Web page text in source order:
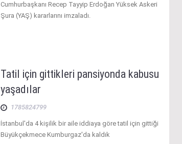
Cumhurbaşkanı Recep Tayyip Erdoğan Yüksek Askeri
Şura (YAŞ) kararlarını imzaladı.
Tatil için gittikleri pansiyonda kabusu
yaşadılar
1785824799
İstanbul'da 4 kişilik bir aile iddiaya göre tatil için gittiği
Büyükçekmece Kumburgaz'da kaldık